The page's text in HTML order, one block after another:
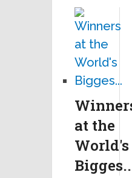
at the
World's